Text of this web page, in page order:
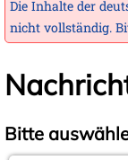
Die Inhalte der
nicht vollständig.
Bitte